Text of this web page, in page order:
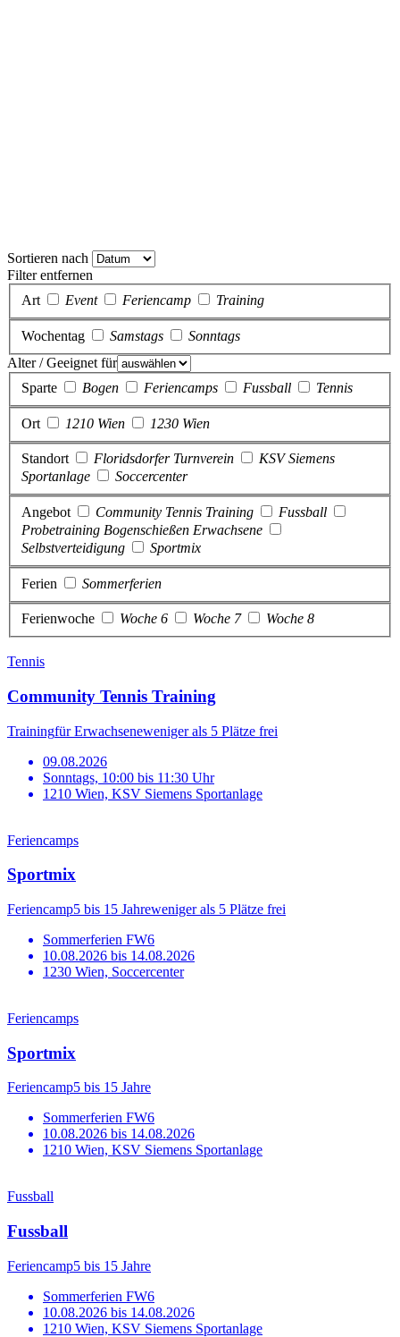
Sortieren nach
Filter entfernen
Art
Event Feriencamp Training
Wochentag Samstags
Sonntags
Alter / Geeignet für
Sparte
Bogen Feriencamps Fussball Tennis
Ort 1210 Wien 1230 Wien
Standort Floridsdorfer Turnverein
KSV Siemens
Sportanlage
Soccercenter
Angebot Community Tennis Training
Fussball
Probetraining Bogenschießen Erwachsene
Selbstverteidigung
Sportmix
Ferien Sommerferien
Ferienwoche Woche 6 Woche 7 Woche 8
Tennis
Community Tennis Training
Trainingfür Erwachseneweniger als 5 Plätze frei
09.08.2026
Sonntags, 10:00 bis 11:30 Uhr
1210 Wien, KSV Siemens Sportanlage
Feriencamps
Sportmix
Feriencamp5 bis 15 Jahreweniger als 5 Plätze frei
Sommerferien FW6
10.08.2026 bis 14.08.2026
1230 Wien, Soccercenter
Feriencamps
Sportmix
Feriencamp5 bis 15 Jahre
Sommerferien FW6
10.08.2026 bis 14.08.2026
1210 Wien, KSV Siemens Sportanlage
Fussball
Fussball
Feriencamp5 bis 15 Jahre
Sommerferien FW6
10.08.2026 bis 14.08.2026
1210 Wien, KSV Siemens Sportanlage